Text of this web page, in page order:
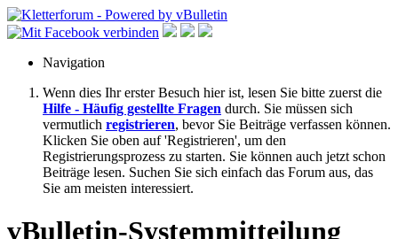
Navigation
Wenn dies Ihr erster Besuch hier ist, lesen Sie bitte zuerst die
Hilfe - Häufig gestellte Fragen durch. Sie müssen sich
vermutlich registrieren, bevor Sie Beiträge verfassen können.
Klicken Sie oben auf 'Registrieren', um den
Registrierungsprozess zu starten. Sie können auch jetzt schon
Beiträge lesen. Suchen Sie sich einfach das Forum aus, das
Sie am meisten interessiert.
vBulletin-Systemmitteilung